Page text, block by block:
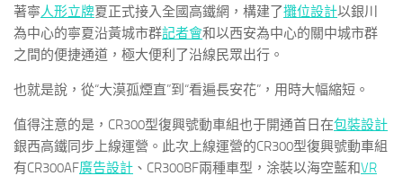
著寧人形立牌夏正式接入全國高鐵網，構建了攤位設計以銀川
為中心的寧夏沿黃城市群記者會和以西安為中心的關中城市群
之間的便捷通道，極大便利了沿線民眾出行。
也就是說，從“大漠孤煙直”到“看遍長安花”，用時大幅縮短。
值得注意的是，CR300型復興號動車組也于開通首日在包裝設計
銀西高鐵同步上線運營。此次上線運營的CR300型復興號動車組
有CR300AF廣告設計 、CR300BF兩種車型，涂裝以海空藍和VR